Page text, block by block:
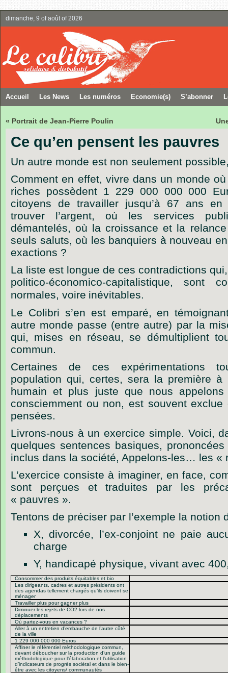
dimanche, 9 of août of 2026
Accueil Les News Les numéros Economie(s) S’abonner
« Portrait de Jean-Pierre Poulin
Ce qu’en pensent les pauvres
Un autre monde est non seulement
Comment en effet, vivre dans un monde
riches possèdent 1 229 000 000 000
citoyens de travailler jusqu’à 67 ans en
trouver l’argent, où les services
démantelés, où la croissance et la
seuls saluts, où les banquiers à nouveau
exactions ?
La liste est longue de ces contradictions
politico-économico-capitalistique, sont
normales, voire inévitables.
Le Colibri s’en est emparé, en
autre monde passe (entre autre) par la
qui, mises en réseau, se démultiplient
commun.
Certaines de ces expérimentations
population qui, certes, sera la première
humain et plus juste que nous
consciemment ou non, est souvent
pensées.
Livrons-nous à un exercice simple. Voici,
quelques sentences basiques,
inclus dans la société, Appelons-les… les «
L’exercice consiste à imaginer, en face,
sont perçues et traduites par les
« pauvres ».
Tentons de préciser par l’exemple la notion
X, divorcée, l’ex-conjoint ne paie
charge
Y, handicapé physique, vivant avec
Consommer des produits équitables et bio
Les dirigeants, cadres et autres présidents ont
des agendas tellement chargés qu’ils doivent se
ménager
Travailler plus pour gagner plus
Diminuer les rejets de CO2 lors de nos
déplacements
Où partez-vous en vacances ?
Aller à un entretien d’embauche de l’autre côté
de la ville
1 229 000 000 000 Euros
Affiner le référentiel méthodologique commun,
devant déboucher sur la production d’un guide
méthodologique pour l’élaboration et l’utilisation
d’indicateurs de progrès sociétal et dans le bien-
être avec les citoyens/ communautés